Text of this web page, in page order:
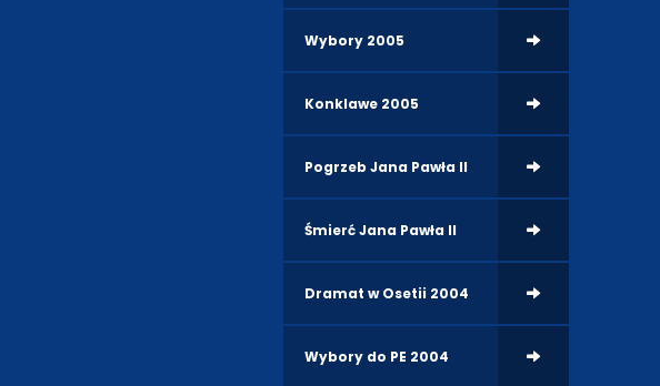
Wybory 2005
Konklawe 2005
Pogrzeb Jana Pawła II
Śmierć Jana Pawła II
Dramat w Osetii 2004
Wybory do PE 2004